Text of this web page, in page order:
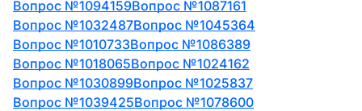
Вопрос №1094159Вопрос №1087161
Вопрос №1032487Вопрос №1045364
Вопрос №1010733Вопрос №1086389
Вопрос №1018065Вопрос №1024162
Вопрос №1030899Вопрос №1025837
Вопрос №1039425Вопрос №1078600